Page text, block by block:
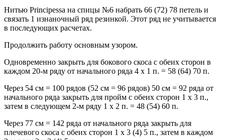
Нитью Principessa на спицы №6 набрать 66 (72) 78 петель и
связать 1 изнаночный ряд резинкой. Этот ряд не учитывается
в последующих расчетах.
Продолжить работу основным узором.
Одновременно закрыть для бокового скоса с обеих сторон в
каждом 20-м ряду от начального ряда 4 x 1 п. = 58 (64) 70 п.
Через 54 см = 100 рядов (52 см = 96 рядов) 50 см = 92 ряда от
начального ряда закрыть для пройм с обеих сторон 1 x 3 п.,
затем в следующем 2-м ряду 1 x 2 п. = 48 (54) 60 п.
Через 77 см = 142 ряда от начального ряда закрыть для
плечевого скоса с обеих сторон 1 x 3 (4) 5 п., затем в каждом